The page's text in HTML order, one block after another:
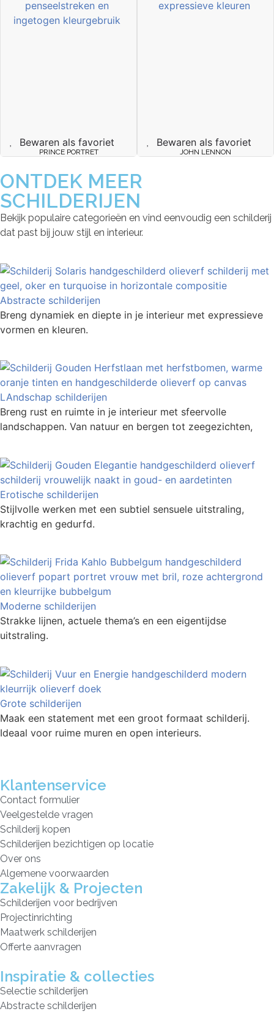
Bewaren als favoriet
PRINCE PORTRET
Bewaren als favoriet
JOHN LENNON
ONTDEK MEER
SCHILDERIJEN
Bekijk populaire categorieën en vind eenvoudig een schilderij
dat past bij jouw stijl en interieur.
Abstracte schilderijen
Breng dynamiek en diepte in je interieur met expressieve
vormen en kleuren.
LAndschap schilderijen
Breng rust en ruimte in je interieur met sfeervolle
landschappen. Van natuur en bergen tot zeegezichten,
Erotische schilderijen
Stijlvolle werken met een subtiel sensuele uitstraling,
krachtig en gedurfd.
Moderne schilderijen
Strakke lijnen, actuele thema’s en een eigentijdse
uitstraling.
Grote schilderijen
Maak een statement met een groot formaat schilderij.
Ideaal voor ruime muren en open interieurs.
Klantenservice
Contact formulier
Veelgestelde vragen
Schilderij kopen
Schilderijen bezichtigen op locatie
Over ons
Algemene voorwaarden
Zakelijk & Projecten
Schilderijen voor bedrijven
Projectinrichting
Maatwerk schilderijen
Offerte aanvragen
Inspiratie & collecties
Selectie schilderijen
Abstracte schilderijen